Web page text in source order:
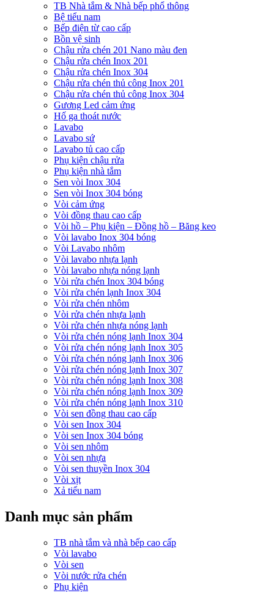
TB Nhà tắm & Nhà bếp phổ thông
Bệ tiểu nam
Bếp điện từ cao cấp
Bồn vệ sinh
Chậu rửa chén 201 Nano màu đen
Chậu rửa chén Inox 201
Chậu rửa chén Inox 304
Chậu rửa chén thủ công Inox 201
Chậu rửa chén thủ công Inox 304
Gương Led cảm ứng
Hố ga thoát nước
Lavabo
Lavabo sứ
Lavabo tủ cao cấp
Phụ kiện chậu rửa
Phụ kiện nhà tắm
Sen vòi Inox 304
Sen vòi Inox 304 bóng
Vòi cảm ứng
Vòi đồng thau cao cấp
Vòi hồ – Phụ kiện – Đồng hồ – Băng keo
Vòi lavabo Inox 304 bóng
Vòi Lavabo nhôm
Vòi lavabo nhựa lạnh
Vòi lavabo nhựa nóng lạnh
Vòi rửa chén Inox 304 bóng
Vòi rửa chén lạnh Inox 304
Vòi rửa chén nhôm
Vòi rửa chén nhựa lạnh
Vòi rửa chén nhựa nóng lạnh
Vòi rửa chén nóng lạnh Inox 304
Vòi rửa chén nóng lạnh Inox 305
Vòi rửa chén nóng lạnh Inox 306
Vòi rửa chén nóng lạnh Inox 307
Vòi rửa chén nóng lạnh Inox 308
Vòi rửa chén nóng lạnh Inox 309
Vòi rửa chén nóng lạnh Inox 310
Vòi sen đồng thau cao cấp
Vòi sen Inox 304
Vòi sen Inox 304 bóng
Vòi sen nhôm
Vòi sen nhựa
Vòi sen thuyền Inox 304
Vòi xịt
Xả tiểu nam
Danh mục sản phẩm
TB nhà tắm và nhà bếp cao cấp
Vòi lavabo
Vòi sen
Vòi nước rửa chén
Phụ kiện